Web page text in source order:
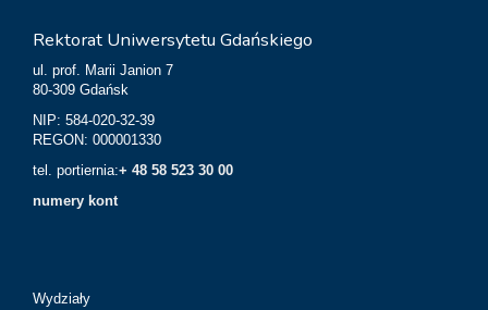
Rektorat Uniwersytetu Gdańskiego
ul. prof. Marii Janion 7
80-309 Gdańsk
NIP: 584-020-32-39
REGON: 000001330
tel. portiernia:+ 48 58 523 30 00
numery kont
Wydziały